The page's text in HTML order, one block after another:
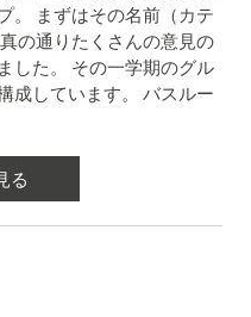
。 まずはその名前（カテ
の通りたくさんの意見の
した。 その一学期のグル
成しています。 バスルー
る